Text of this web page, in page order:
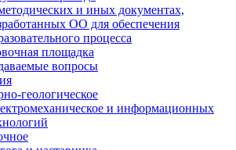
и иных документах,
ОО для обеспечения
процесса
площадка
вопросы
геологическое
и информационных